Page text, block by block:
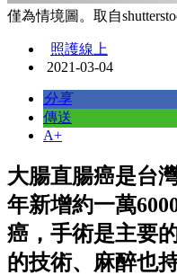
僅為情境圖。取自
照護線上
2021-03-04
分享
傳送
A+
大腸直腸癌是台
年新增約一萬
癌，手術是主要
的技術、麻醉也